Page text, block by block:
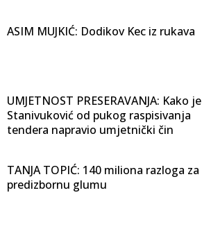
ASIM MUJKIĆ: Dodikov Kec iz rukava
UMJETNOST PRESERAVANJA: Kako je
Stanivuković od pukog raspisivanja
tendera napravio umjetnički čin
TANJA TOPIĆ: 140 miliona razloga za
predizbornu glumu